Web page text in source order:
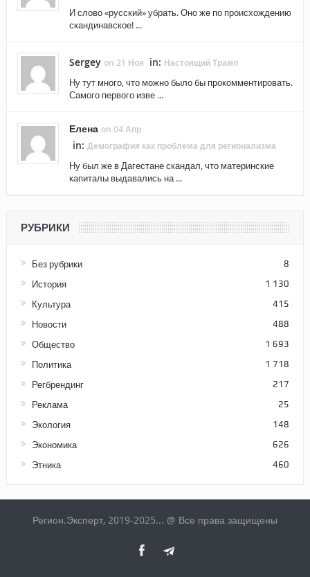
И слово «русский» убрать. Оно же по происхождению
скандинавское! ...
Sergey on 21 Ноя in: Настоящий Трамп
Ну тут много, что можно было бы прокомментировать.
Самого первого изве ...
Елена on 04 Апр
in: Демография как проблема для регионализма
Ну был же в Дагестане скандал, что материнские
капиталы выдавались на ...
РУБРИКИ
Без рубрики 8
История 1 130
Культура 415
Новости 488
Общество 1 693
Политика 1 718
Регбрендинг 217
Реклама 25
Экология 148
Экономика 626
Этника 460
Регион.Эксперт, 2019-2025... @ Все права защищены